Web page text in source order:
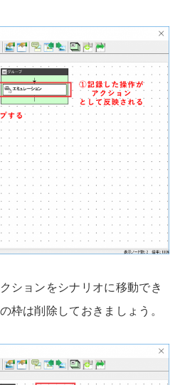
ションをシナリオに移動でき
枠は削除しておきましょう。